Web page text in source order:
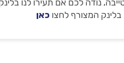
נודה לכם אם תעירו לנו
המצורף לחצו כאן